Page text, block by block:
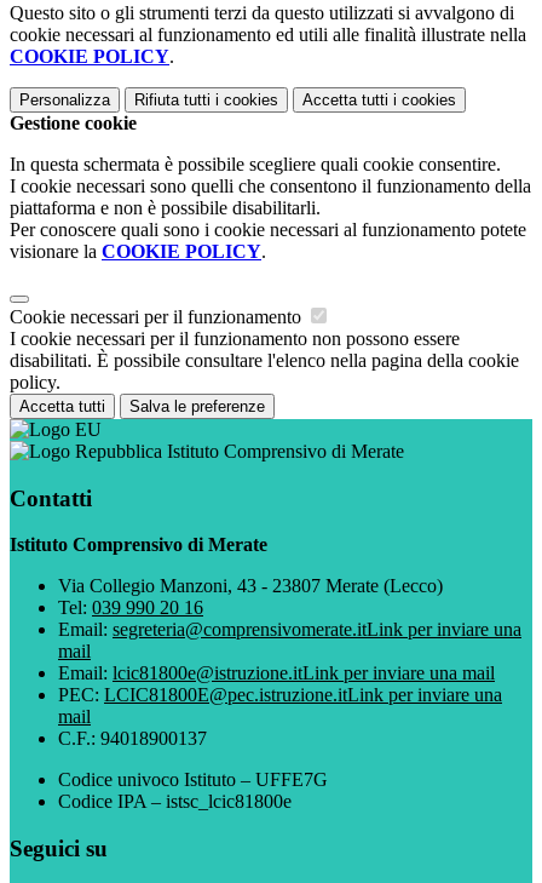
Questo sito o gli strumenti terzi da questo utilizzati si avvalgono di
cookie necessari al funzionamento ed utili alle finalità illustrate nella
COOKIE POLICY.
Personalizza Rifiuta tutti i cookies Accetta tutti i cookies
Gestione cookie
In questa schermata è possibile scegliere quali cookie consentire.
I cookie necessari sono quelli che consentono il funzionamento della
piattaforma e non è possibile disabilitarli.
Per conoscere quali sono i cookie necessari al funzionamento potete
visionare la COOKIE POLICY.
Cookie necessari per il funzionamento
I cookie necessari per il funzionamento non possono essere
disabilitati. È possibile consultare l'elenco nella pagina della cookie
policy.
Accetta tutti Salva le preferenze
Istituto Comprensivo di Merate
Contatti
Istituto Comprensivo di Merate
Via Collegio Manzoni, 43 - 23807 Merate (Lecco)
Tel: 039 990 20 16
Email: segreteria@comprensivomerate.itLink per inviare una
mail
Email: lcic81800e@istruzione.itLink per inviare una mail
PEC: LCIC81800E@pec.istruzione.itLink per inviare una
mail
C.F.: 94018900137
Codice univoco Istituto – UFFE7G
Codice IPA – istsc_lcic81800e
Seguici su